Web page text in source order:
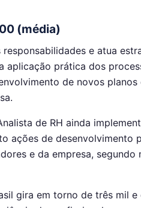
(média)
responsabilidades e atua
aplicação prática dos
de novos
de RH ainda
ações de desenvolvimento
e da empresa, segundo
gira em torno de três mil